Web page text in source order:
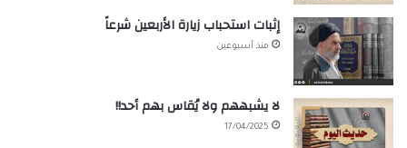
إثبات استحباب زيارة الأربعين شرعاً
منذ أسبوعين
لا يشبههم ولا يُقاس بهم أحد!!
17/04/2025